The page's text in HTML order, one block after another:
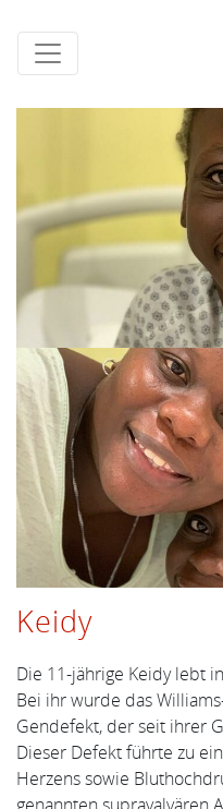
Keidy
Die 11-jährige Keidy lebt
Bei ihr wurde das
Gendefekt, der seit ihrer
Dieser Defekt führte zu
Herzens sowie